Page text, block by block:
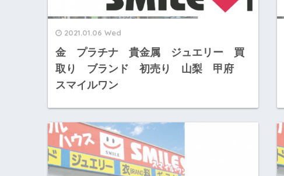
2021.01.06 Wed
金 プラチナ 貴金属 ジュエリー 買
取り ブランド 初売り 山梨 甲府
スマイルワン